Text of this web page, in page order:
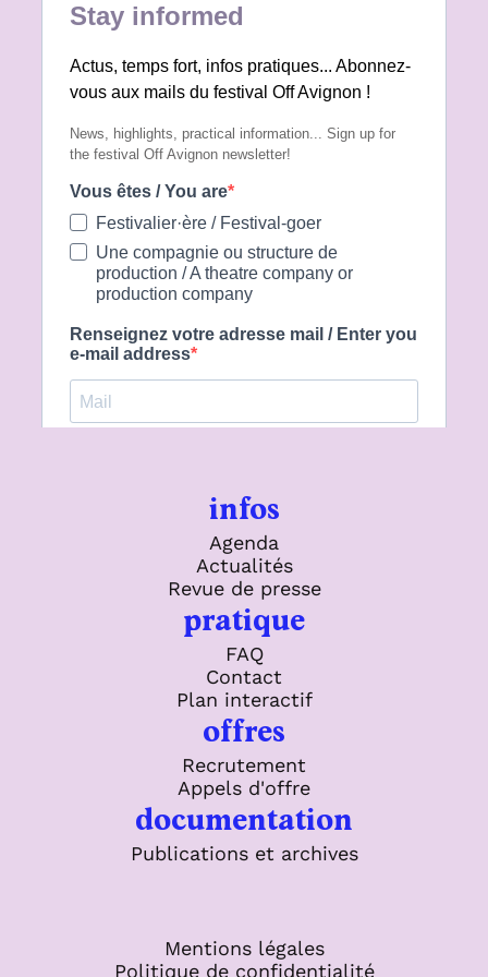
racisme. Une cellule d’écoute est
safer@festivaloffavignon.com. La liberté
de création ne peut exister sans le respect
de la dignité humaine. Défendre le festival
Off Avignon, c’est défendre un espace
ouvert à toutes et à tous, fondé sur
toute discrimination. -- Pour le Conseil
d'administration d'Avignon Festival &
Compagnies (AF&C), Laurent Domingos et
Raymond Yana, Coprésidents Harold David,
Directeur délégué
infos
Agenda
Actualités
Revue de presse
pratique
FAQ
Contact
Plan interactif
offres
Recrutement
Appels d'offre
documentation
Publications et archives
Mentions légales
Politique de confidentialité